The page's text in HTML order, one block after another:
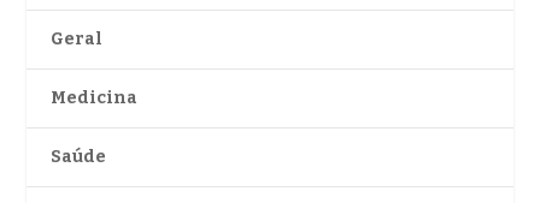
Geral
Medicina
Saúde